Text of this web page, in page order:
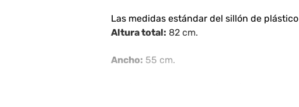
Las medidas estándar del sillón de plástico
Altura total: 82 cm.
Ancho: 55 cm.